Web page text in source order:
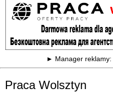
► Manager reklamy:
Praca Wolsztyn